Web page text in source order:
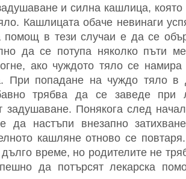
и силна кашлица, която
Кашлицата обаче невинаги
помощ в тези случаи е да се
да се потупа няколко пъти
ако чуждото тяло се намира
При попадане на чуждо тяло в
трябва да се заведе при
задушаване. Понякога след
да настъпи внезапно
кашляне отново се
време, но родителите не
да потърсят лекарска